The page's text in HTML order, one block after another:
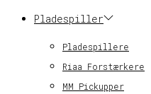
Pladespiller
Pladespillere
Riaa Forstærkere
MM Pickupper